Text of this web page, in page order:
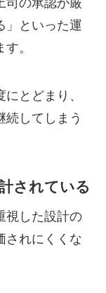
司の承認が厳
」といった運
。
とどまり、
続してしまう
されている
視した設計の
されにくくな